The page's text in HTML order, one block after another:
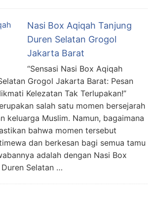
Nasi Box Aqiqah Tanjung
Duren Selatan Grogol
Jakarta Barat
“Sensasi Nasi Box Aqiqah
Grogol Jakarta Barat: Pesan
Kelezatan Tak Terlupakan!”
salah satu momen bersejarah
keluarga Muslim. Namun, bagaimana
bahwa momen tersebut
dan berkesan bagi semua tamu
adalah dengan Nasi Box
Selatan …